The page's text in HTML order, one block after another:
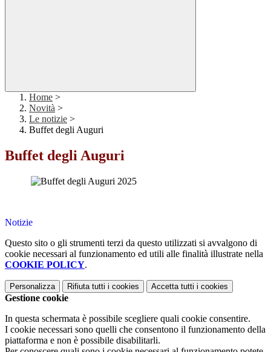
Home >
Novità >
Le notizie >
Buffet degli Auguri
Buffet degli Auguri
Notizie
Questo sito o gli strumenti terzi da questo utilizzati si avvalgono di
cookie necessari al funzionamento ed utili alle finalità illustrate nella
COOKIE POLICY.
Personalizza Rifiuta tutti i cookies Accetta tutti i cookies
Gestione cookie
In questa schermata è possibile scegliere quali cookie consentire.
I cookie necessari sono quelli che consentono il funzionamento della
piattaforma e non è possibile disabilitarli.